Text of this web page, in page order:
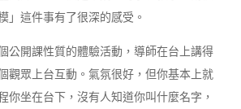
」這件事有了很深的感受。
公開課性質的體驗活動，導師在台上講得
觀眾上台互動。氣氛很好，但你基本上就
你坐在台下，沒有人知道你叫什麼名字，